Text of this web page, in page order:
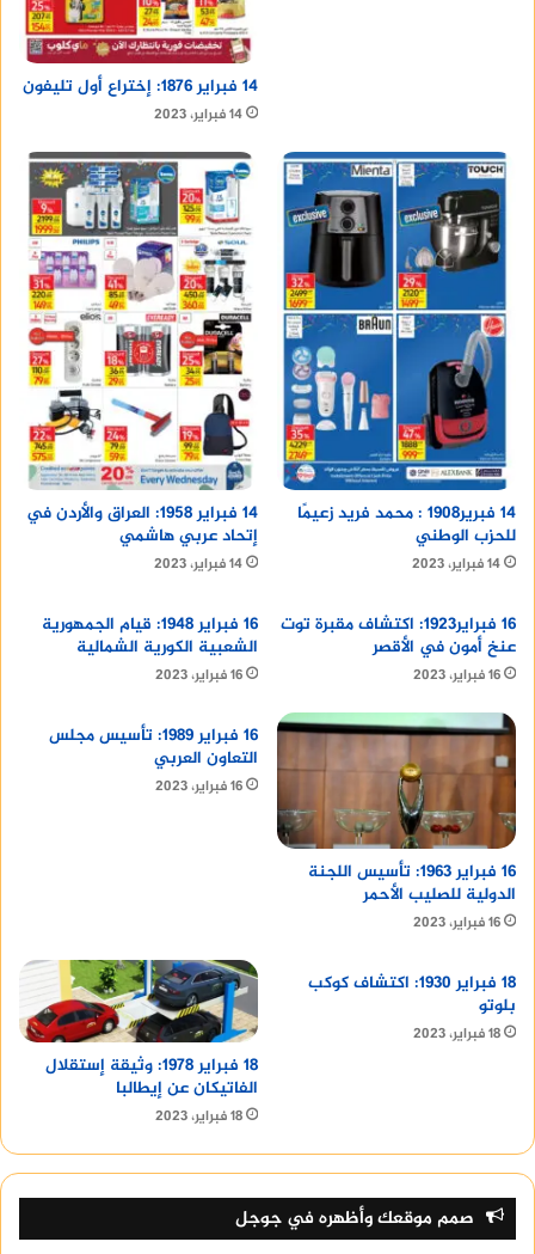
14 فبراير 1876: إختراع أول تليفون
14 فبراير، 2023
14 فبرير1908 : محمد فريد زعيمًا
للحزب الوطني
14 فبراير، 2023
14 فبراير 1958: العراق والأردن في
إتحاد عربي هاشمي
14 فبراير، 2023
16 فبراير1923: اكتشاف مقبرة توت
عنخ أمون في الأقصر
16 فبراير، 2023
16 فبراير 1948: قيام الجمهورية
الشعبية الكورية الشمالية
16 فبراير، 2023
16 فبراير 1963: تأسيس اللجنة
الدولية للصليب الأحمر
16 فبراير، 2023
16 فبراير 1989: تأسيس مجلس
التعاون العربي
16 فبراير، 2023
18 فبراير 1930: اكتشاف كوكب
بلوتو
18 فبراير، 2023
18 فبراير 1978: وثيقة إستقلال
الفاتيكان عن إيطالبا
18 فبراير، 2023
صمم موقعك وأظهره في جوجل